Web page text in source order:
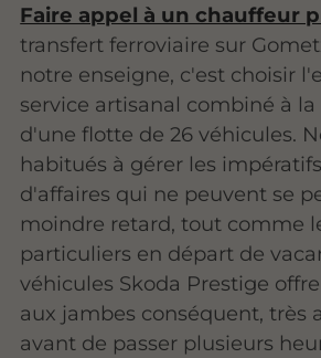
Faire appel à un chauffeur
transfert ferroviaire sur
notre enseigne, c'est choisir
service artisanal combiné à la
d'une flotte de 26 véhicules.
habitués à gérer les
d'affaires qui ne peuvent se
moindre retard, tout comme
particuliers en départ de
véhicules Skoda Prestige
aux jambes conséquent, très
avant de passer plusieurs